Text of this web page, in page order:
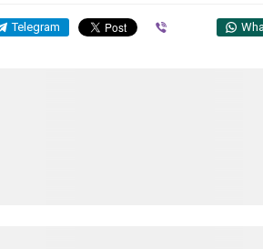
Telegram